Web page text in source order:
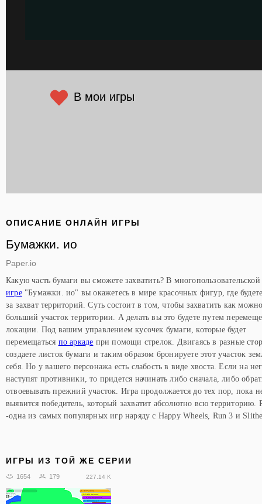
В мои игры
ОПИСАНИЕ ОНЛАЙН ИГРЫ
Бумажки. ио
Paper.io
Какую часть бумаги вы сможете захватить? В
игре"Бумажки. ио" вы окажетесь в мире красочных фигур, где
за захват территорий. Суть состоит в том, чтобы захватить как
больший участок территории. А делать вы это будете путем
локации. Под вашим управлением кусочек бумаги, которые будет
перемещаться по аркаде при помощи стрелок. Двигаясь в разные
создаете листок бумаги и таким образом бронируете этот участок
себя. Но у вашего персонажа есть слабость в виде хвоста. Если на
наступят противники, то придется начинать либо сначала, либо
отвоевывать прежний участок. Игра продолжается до тех пор, пока
выявится победитель, который захватит абсолютно всю территорию.
-одна из самых популярных игр наряду с Happy Wheels, Run 3 и
ИГРЫ ИЗ ТОЙ ЖЕ СЕРИИ
1654 179 227.14 K